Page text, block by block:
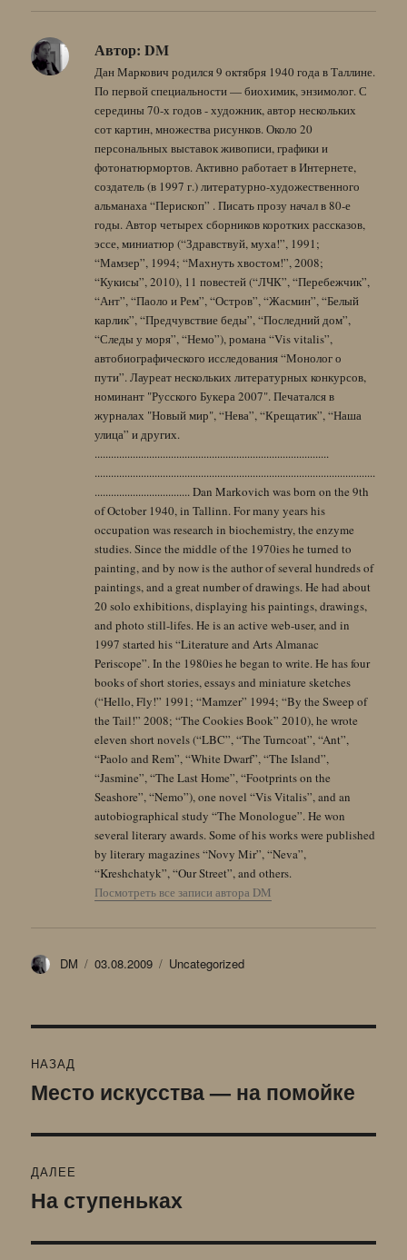
Автор: DM
Дан Маркович родился 9 октября 1940 года в Таллине.
По первой специальности — биохимик, энзимолог. С
середины 70-х годов - художник, автор нескольких
сот картин, множества рисунков. Около 20
персональных выставок живописи, графики и
фотонатюрмортов. Активно работает в Интернете,
создатель (в 1997 г.) литературно-художественного
альманаха “Перископ” . Писать прозу начал в 80-е
годы. Автор четырех сборников коротких рассказов,
эссе, миниатюр (“Здравствуй, муха!”, 1991;
“Мамзер”, 1994; “Махнуть хвостом!”, 2008;
“Кукисы”, 2010), 11 повестей (“ЛЧК”, “Перебежчик”,
“Ант”, “Паоло и Рем”, “Остров”, “Жасмин”, “Белый
карлик”, “Предчувствие беды”, “Последний дом”,
“Следы у моря”, “Немо”), романа “Vis vitalis”,
автобиографического исследования “Монолог о
пути”. Лауреат нескольких литературных конкурсов,
номинант "Русского Букера 2007". Печатался в
журналах "Новый мир", “Нева”, “Крещатик”, “Наша
улица” и других.
......................................................................................
.......................................................................................................
................................... Dan Markovich was born on the 9th
of October 1940, in Tallinn. For many years his
occupation was research in biochemistry, the enzyme
studies. Since the middle of the 1970ies he turned to
painting, and by now is the author of several hundreds of
paintings, and a great number of drawings. He had about
20 solo exhibitions, displaying his paintings, drawings,
and photo still-lifes. He is an active web-user, and in
1997 started his “Literature and Arts Almanac
Periscope”. In the 1980ies he began to write. He has four
books of short stories, essays and miniature sketches
(“Hello, Fly!” 1991; “Mamzer” 1994; “By the Sweep of
the Tail!” 2008; “The Cookies Book” 2010), he wrote
eleven short novels (“LBC”, “The Turncoat”, “Ant”,
“Paolo and Rem”, “White Dwarf”, “The Island”,
“Jasmine”, “The Last Home”, “Footprints on the
Seashore”, “Nemo”), one novel “Vis Vitalis”, and an
autobiographical study “The Monologue”. He won
several literary awards. Some of his works were published
by literary magazines “Novy Mir”, “Neva”,
“Kreshchatyk”, “Our Street”, and others.
Посмотреть все записи автора DM
Автор
DM Опубликовано
03.08.2009 Рубрики
Uncategorized
по
НАЗАД
Предыдущая
Место искусства — на помойке
ДАЛЕЕ
Следующая
На ступеньках